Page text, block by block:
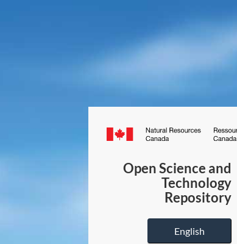
Canada.ca
Open Science and
Technology
Repository
English